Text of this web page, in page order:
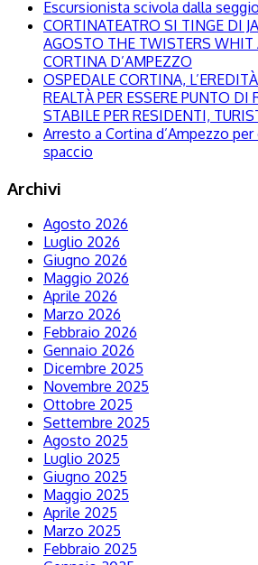
Escursionista scivola dalla
CORTINATEATRO SI TINGE DI
AGOSTO THE TWISTERS WHIT
CORTINA D’AMPEZZO
OSPEDALE CORTINA,
REALTÀ PER ESSERE PUNTO DI
STABILE PER RESIDENTI,
Arresto a Cortina d’Ampezzo
spaccio
Archivi
Agosto 2026
Luglio 2026
Giugno 2026
Maggio 2026
Aprile 2026
Marzo 2026
Febbraio 2026
Gennaio 2026
Dicembre 2025
Novembre 2025
Ottobre 2025
Settembre 2025
Agosto 2025
Luglio 2025
Giugno 2025
Maggio 2025
Aprile 2025
Marzo 2025
Febbraio 2025